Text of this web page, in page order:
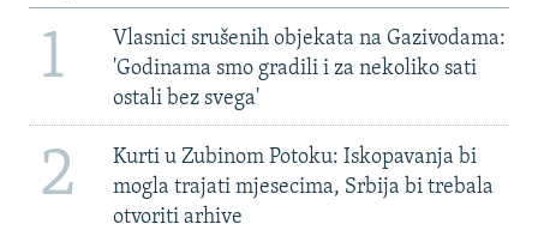
1
Vlasnici srušenih objekata na Gazivodama:
'Godinama smo gradili i za nekoliko sati
ostali bez svega'
2
Kurti u Zubinom Potoku: Iskopavanja bi
mogla trajati mjesecima, Srbija bi trebala
otvoriti arhive